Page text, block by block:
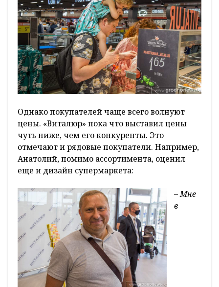
Однако покупателей чаще всего волнуют
цены. «Виталюр» пока что выставил цены
чуть ниже, чем его конкуренты. Это
отмечают и рядовые покупатели. Например,
Анатолий, помимо ассортимента, оценил
еще и дизайн супермаркета:
– Мне
в